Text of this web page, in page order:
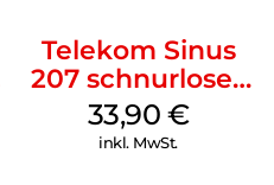
Telekom Sinus
207 schnurloses
analog Telefon
Schwarz
33,90 €
inkl. MwSt.